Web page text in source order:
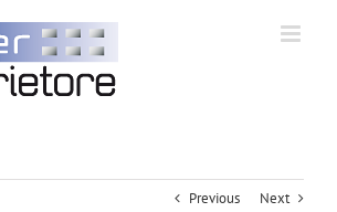
Previous Next